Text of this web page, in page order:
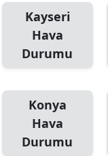
Kayseri
Hava
Durumu
Konya
Hava
Durumu